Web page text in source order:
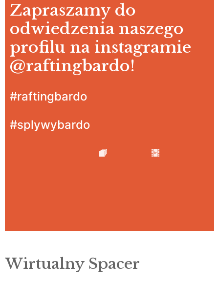
Zapraszamy do
odwiedzenia naszego
profilu na instagramie
@raftingbardo!
#raftingbardo
#splywybardo
Wirtualny Spacer